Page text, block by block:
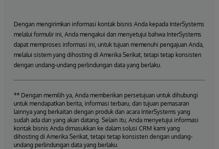
Dengan mengirimkan informasi kontak bisnis Anda kepada InterSystems
melalui formulir ini, Anda mengakui dan menyetujui bahwa InterSystems
dapat memproses informasi ini, untuk tujuan memenuhi pengajuan Anda,
melalui sistem yang dihosting di Amerika Serikat, tetapi tetap konsisten
dengan undang-undang perlindungan data yang berlaku.
** Dengan memilih ya, Anda memberikan persetujuan untuk dihubungi
untuk mendapatkan berita, informasi terbaru, dan tujuan pemasaran
lainnya yang berkaitan dengan produk dan acara InterSystems yang
sudah ada dan yang akan datang. Selain itu, Anda menyetujui informasi
kontak bisnis Anda dimasukkan ke dalam solusi CRM kami yang
dihosting di Amerika Serikat, tetapi tetap konsisten dengan undang-
undang perlindungan data yang berlaku.